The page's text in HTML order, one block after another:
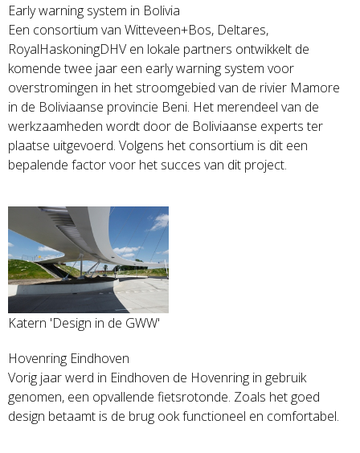
Early warning system in Bolivia
Een consortium van Witteveen+Bos, Deltares,
RoyalHaskoningDHV en lokale partners ontwikkelt de
komende twee jaar een early warning system voor
overstromingen in het stroomgebied van de rivier Mamore
in de Boliviaanse provincie Beni. Het merendeel van de
werkzaamheden wordt door de Boliviaanse experts ter
plaatse uitgevoerd. Volgens het consortium is dit een
bepalende factor voor het succes van dit project.
Katern 'Design in de GWW'
Hovenring Eindhoven
Vorig jaar werd in Eindhoven de Hovenring in gebruik
genomen, een opvallende fietsrotonde. Zoals het goed
design betaamt is de brug ook functioneel en comfortabel.